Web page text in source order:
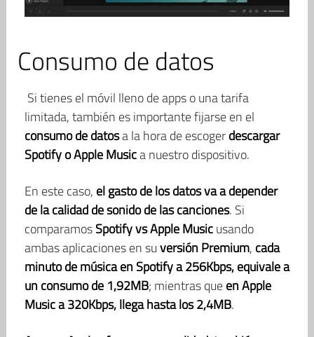
Consumo de datos
Si tienes el móvil lleno de apps o una tarifa
limitada, también es importante fijarse en el
consumo de datosa la hora de escogerdescargar
Spotify o Apple Musica nuestro dispositivo.
En este caso, el gasto de los datos va a depender
de la calidad de sonido de las canciones. Si
comparamosSpotify vs Apple Musicusando
ambas aplicaciones en suversión Premium, cada
minuto de música en Spotify a 256Kbps, equivale a
un consumo de 1,92MB; mientras queen Apple
Music a 320Kbps, llega hasta los 2,4MB.